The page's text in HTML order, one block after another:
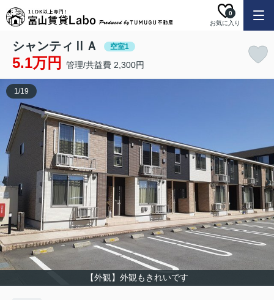
お気に入り
0
シャンティⅡＡ 空室1
5.1万円 管理/共益費 2,300円
【外観】外観もきれいです
1/19